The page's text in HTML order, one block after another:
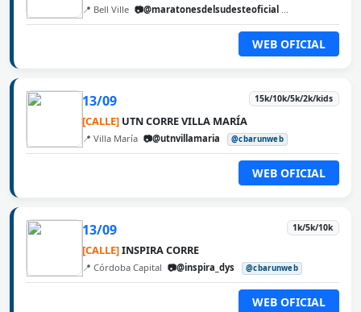
📍 Bell Ville 📷@maratonesdelsudesteoficial
WEB OFICIAL
13/09 15k/10k/5k/2k/kids
[CALLE] UTN CORRE VILLA MARÍA
📍 Villa María 📷@utnvillamaria @cbarunweb
WEB OFICIAL
13/09 1k/5k/10k
[CALLE]INSPIRA CORRE
📍 Córdoba Capital 📷@inspira_dys @cbarunweb
WEB OFICIAL